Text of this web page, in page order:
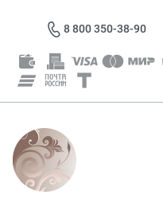
8 800 350-38-90